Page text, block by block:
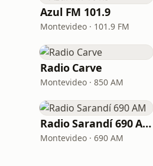
Azul FM 101.9
Montevideo · 101.9 FM
Radio Carve
Montevideo · 850 AM
Radio Sarandí 690 AM
Montevideo · 690 AM